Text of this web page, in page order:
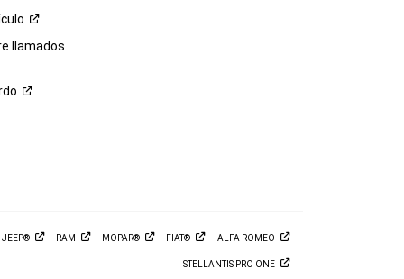
llamados
JEEP® RAM MOPAR® FIAT® ALFA ROMEO
STELLANTIS PRO ONE